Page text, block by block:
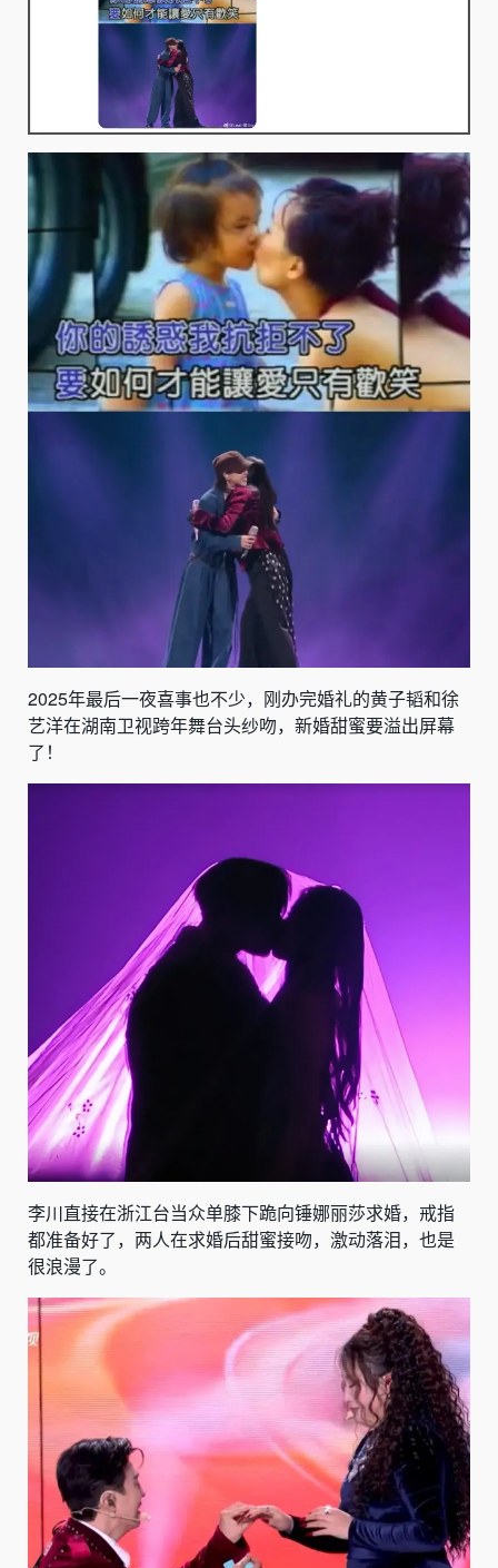
2025年最后一夜喜事也不少，刚办完婚礼的黄子韬和徐
艺洋在湖南卫视跨年舞台头纱吻，新婚甜蜜要溢出屏幕
了！
李川直接在浙江台当众单膝下跪向锤娜丽莎求婚，戒指
都准备好了，两人在求婚后甜蜜接吻，激动落泪，也是
很浪漫了。